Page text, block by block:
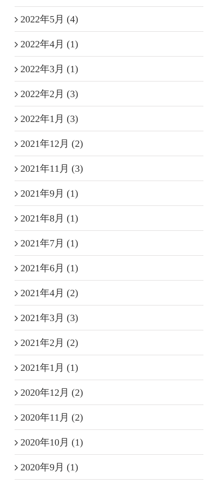
2022年5月 (4)
2022年4月 (1)
2022年3月 (1)
2022年2月 (3)
2022年1月 (3)
2021年12月 (2)
2021年11月 (3)
2021年9月 (1)
2021年8月 (1)
2021年7月 (1)
2021年6月 (1)
2021年4月 (2)
2021年3月 (3)
2021年2月 (2)
2021年1月 (1)
2020年12月 (2)
2020年11月 (2)
2020年10月 (1)
2020年9月 (1)